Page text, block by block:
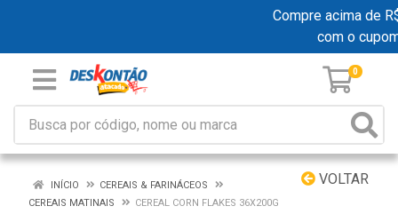
Compre acima de
com o
0
VOLTAR
INÍCIO
CEREAIS & FARINÁCEOS
CEREAIS MATINAIS
CEREAL CORN FLAKES 36X200G